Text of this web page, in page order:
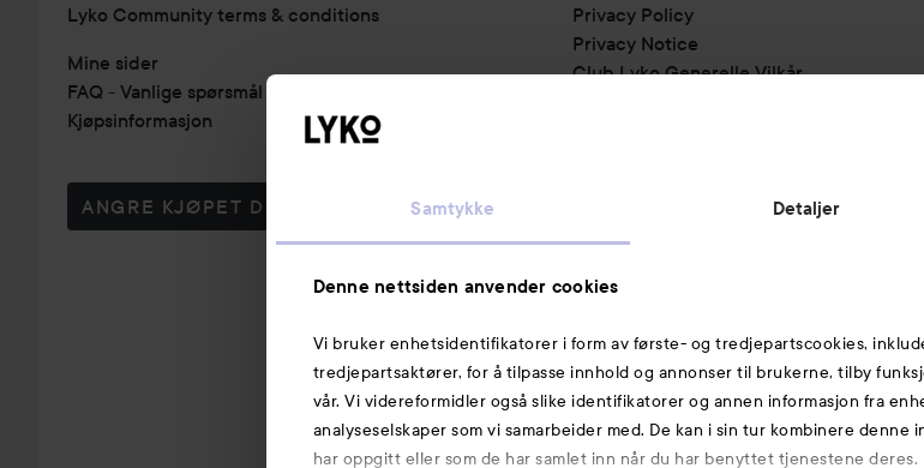
Samtykke Detaljer
Denne nettsiden anvender cookies
Vi bruker enhetsidentifikatorer i form av første- og tredjepartscookies,
tredjepartsaktører, for å tilpasse innhold og annonser til brukerne, tilby
vår. Vi videreformidler også slike identifikatorer og annen informasjon fra
analyseselskaper som vi samarbeider med. De kan i sin tur kombinere denne
har oppgitt eller som de har samlet inn når du har benyttet tjenestene
Lyko Community terms & conditions
Mine sider
FAQ - Vanlige spørsmål & svar
Kjøpsinformasjon
ANGRE KJØPET DITT
Privacy Policy
Privacy Notice
Club Lyko Generelle Vilkår
Rabattkoder
Michael Edwards Fragrances of the World
Også av interesse